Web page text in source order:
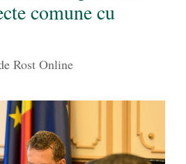
comune cu
Rost Online